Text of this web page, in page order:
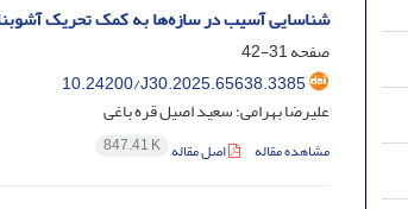
شناسایی آسیب در سازه‌ها به کمک تحریک
صفحه31-42
10.24200/J30.2025.65638.3385
علیرضا بهرامی؛ سعید اصیل قره باغی
مشاهده مقاله اصل مقاله 847.41 K